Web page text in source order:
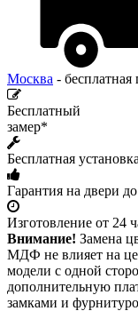
Москва - бесплатная
Бесплатный
замер*
Бесплатная установка
Гарантия на двери
Изготовление от 24
Внимание! Замена
МДФ не влияет на
модели с одной
дополнительную
замками и